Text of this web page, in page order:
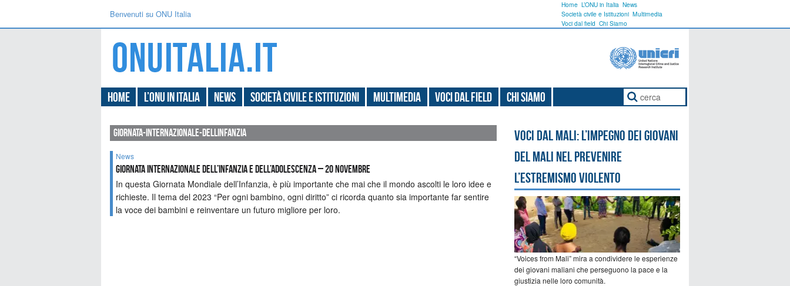
Benvenuti su ONU Italia
Home L’ONU in Italia News
Società civile e Istituzioni Multimedia
Voci dal field Chi Siamo
Home L’ONU in Italia News Società civile e Istituzioni Multimedia Voci dal field Chi Siamo
giornata-internazionale-dellinfanzia
News
GIORNATA INTERNAZIONALE DELL’INFANZIA E DELL’ADOLESCENZA – 20 novembre
In questa Giornata Mondiale dell’Infanzia, è più importante che mai che il mondo ascolti le loro idee e
richieste. Il tema del 2023 “Per ogni bambino, ogni diritto” ci ricorda quanto sia importante far sentire
la voce dei bambini e reinventare un futuro migliore per loro.
Voci dal Mali: l’impegno dei giovani
del Mali nel prevenire
l’estremismo violento
“Voices from Mali” mira a condividere le esperienze
dei giovani maliani che perseguono la pace e la
giustizia nelle loro comunità.